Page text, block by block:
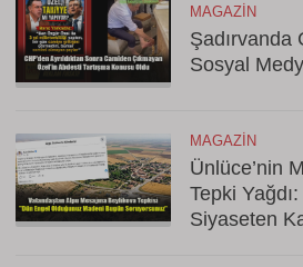
MAGAZIN
Şadırvanda
Sosyal
MAGAZIN
Ünlüce’nin
Tepki
Siyaseten